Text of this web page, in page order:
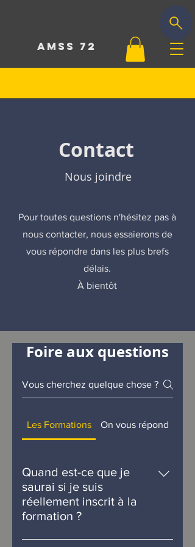
AMSS 72
Contact
Nous joindre
Pour toutes questions n'hésitez pas à
nous contacter, nous essaierons de
vous répondre dans les plus brefs
délais.
À bientôt
Foire aux questions
Les Formations On vous répond
Quand est-ce que je
saurai si je suis
réellement inscrit à la
formation ?
Vous êtes réellement inscrit à la